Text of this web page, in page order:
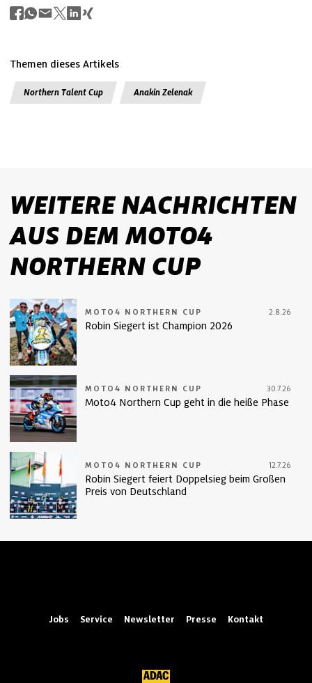
Themen dieses Artikels
Northern Talent Cup Anakin Zelenak
WEITERE NACHRICHTEN
AUS DEM MOTO4
NORTHERN CUP
MOTO4 NORTHERN CUP 2.8.26
Robin Siegert ist Champion 2026
MOTO4 NORTHERN CUP 30.7.26
Moto4 Northern Cup geht in die heiße Phase
MOTO4 NORTHERN CUP 12.7.26
Robin Siegert feiert Doppelsieg beim Großen
Preis von Deutschland
Jobs Service Newsletter Presse Kontakt